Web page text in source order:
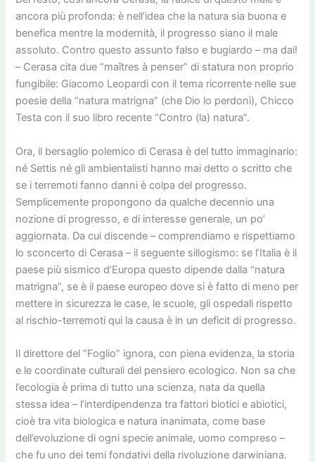
ancora più profonda: è nell’idea che la natura sia buona e
benefica mentre la modernità, il progresso siano il male
assoluto. Contro questo assunto falso e bugiardo – ma dai!
– Cerasa cita due “maîtres à penser” di statura non proprio
fungibile: Giacomo Leopardi con il tema ricorrente nelle sue
poesie della “natura matrigna” (che Dio lo perdoni), Chicco
Testa con il suo libro recente “Contro (la) natura”.
Ora, il bersaglio polemico di Cerasa è del tutto immaginario:
né Settis né gli ambientalisti hanno mai detto o scritto che
se i terremoti fanno danni è colpa del progresso.
Semplicemente propongono da qualche decennio una
nozione di progresso, e di interesse generale, un po’
aggiornata. Da cui discende – comprendiamo e rispettiamo
lo sconcerto di Cerasa – il seguente sillogismo: se l’Italia è il
paese più sismico d’Europa questo dipende dalla “natura
matrigna”, se è il paese europeo dove si è fatto di meno per
mettere in sicurezza le case, le scuole, gli ospedali rispetto
al rischio-terremoti qui la causa è in un deficit di progresso.
Il direttore del “Foglio” ignora, con piena evidenza, la storia
e le coordinate culturali del pensiero ecologico. Non sa che
l’ecologia è prima di tutto una scienza, nata da quella
stessa idea – l’interdipendenza tra fattori biotici e abiotici,
cioè tra vita biologica e natura inanimata, come base
dell’evoluzione di ogni specie animale, uomo compreso –
che fu uno dei temi fondativi della rivoluzione darwiniana.